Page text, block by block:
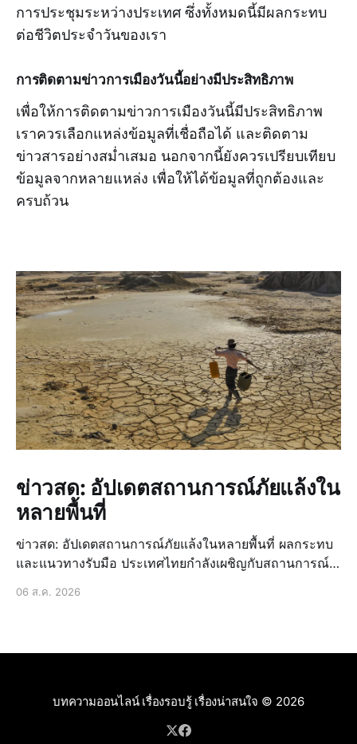
การประชุมระหว่างประเทศ ซึ่งทั้งหมดนี้มีผลกระทบ
ต่อชีวิตประจำวันของเรา
การติดตามข่าวการเมืองวันนี้อย่างมีประสิทธิภาพ
เพื่อให้การติดตามข่าวการเมืองวันนี้มีประสิทธิภาพ
เราควรเลือกแหล่งข้อมูลที่เชื่อถือได้ และติดตาม
ข่าวสารอย่างสม่ำเสมอ นอกจากนี้ยังควรเปรียบเทียบ
ข้อมูลจากหลายแหล่ง เพื่อให้ได้ข้อมูลที่ถูกต้องและ
ครบถ้วน
ข่าวสด: อัปเดตสถานการณ์ภัยแล้งใน
หลายพื้นที่
ข่าวสด: อัปเดตสถานการณ์ภัยแล้งในหลายพื้นที่ ผลกระทบ
และแนวทางรับมือ ประเทศไทยกำลังเผชิญกับสถานการณ์
06 ส.ค. 2026
บทความออนไลน์ เรื่องรอบรู้ เรื่องน่าสนใจ © 2026